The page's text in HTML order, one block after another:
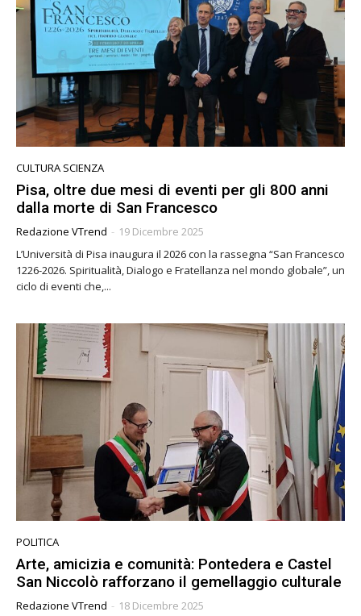
CULTURA SCIENZA
Pisa, oltre due mesi di eventi per gli 800 anni
dalla morte di San Francesco
Redazione VTrend - 19 Dicembre 2025
L’Università di Pisa inaugura il 2026 con la rassegna “San Francesco
1226-2026. Spiritualità, Dialogo e Fratellanza nel mondo globale”, un
ciclo di eventi che,...
POLITICA
Arte, amicizia e comunità: Pontedera e Castel
San Niccolò rafforzano il gemellaggio culturale
Redazione VTrend - 18 Dicembre 2025